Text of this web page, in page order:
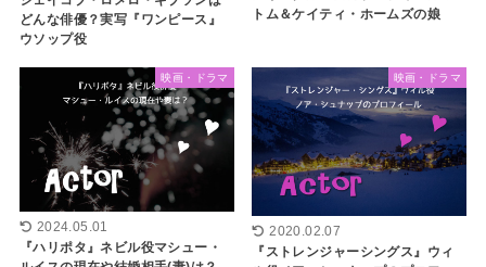
どんな俳優？実写『ワンピース』
ウソップ役
トム＆ケイティ・ホームズの娘
映画・ドラマ
2024.05.01
『ハリポタ』ネビル役マシュー・
映画・ドラマ
2020.02.07
『ストレンジャーシングス』ウィ